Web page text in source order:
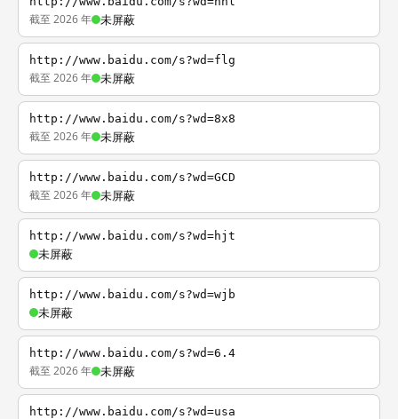
截至 2026 年 未屏蔽
http://www.baidu.com/s?wd=flg
截至 2026 年 未屏蔽
http://www.baidu.com/s?wd=8x8
截至 2026 年 未屏蔽
http://www.baidu.com/s?wd=GCD
截至 2026 年 未屏蔽
http://www.baidu.com/s?wd=hjt
未屏蔽
http://www.baidu.com/s?wd=wjb
未屏蔽
http://www.baidu.com/s?wd=6.4
截至 2026 年 未屏蔽
http://www.baidu.com/s?wd=usa